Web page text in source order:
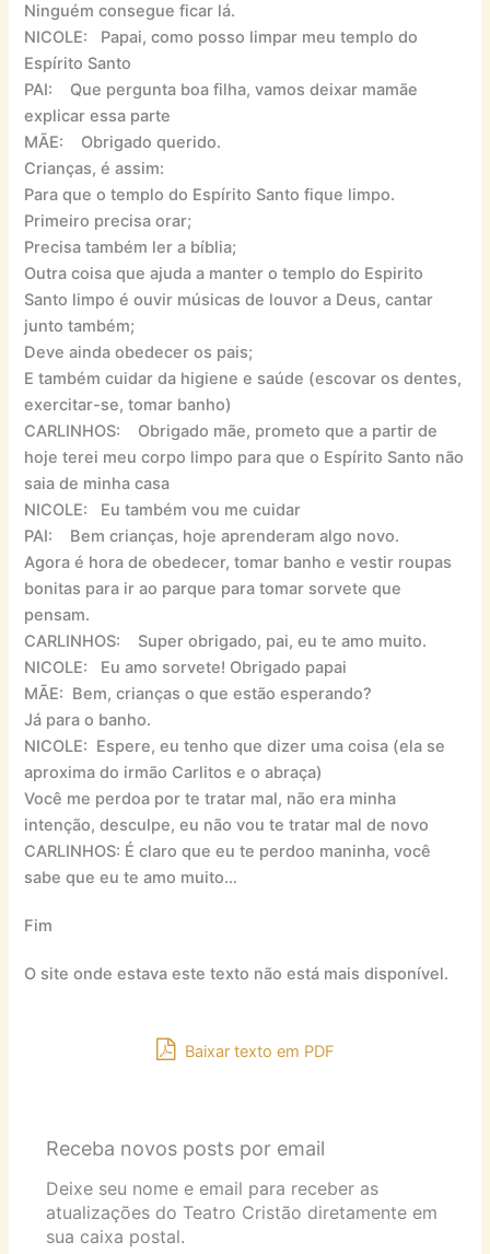
Ninguém consegue ficar lá.
NICOLE: Papai, como posso limpar meu templo do
Espírito Santo
PAI: Que pergunta boa filha, vamos deixar mamãe
explicar essa parte
MÃE: Obrigado querido.
Crianças, é assim:
Para que o templo do Espírito Santo fique limpo.
Primeiro precisa orar;
Precisa também ler a bíblia;
Outra coisa que ajuda a manter o templo do Espirito
Santo limpo é ouvir músicas de louvor a Deus, cantar
junto também;
Deve ainda obedecer os pais;
E também cuidar da higiene e saúde (escovar os dentes,
exercitar-se, tomar banho)
CARLINHOS: Obrigado mãe, prometo que a partir de
hoje terei meu corpo limpo para que o Espírito Santo não
saia de minha casa
NICOLE: Eu também vou me cuidar
PAI: Bem crianças, hoje aprenderam algo novo.
Agora é hora de obedecer, tomar banho e vestir roupas
bonitas para ir ao parque para tomar sorvete que
pensam.
CARLINHOS: Super obrigado, pai, eu te amo muito.
NICOLE: Eu amo sorvete! Obrigado papai
MÃE: Bem, crianças o que estão esperando?
Já para o banho.
NICOLE: Espere, eu tenho que dizer uma coisa (ela se
aproxima do irmão Carlitos e o abraça)
Você me perdoa por te tratar mal, não era minha
intenção, desculpe, eu não vou te tratar mal de novo
CARLINHOS: É claro que eu te perdoo maninha, você
sabe que eu te amo muito…
Fim
O site onde estava este texto não está mais disponível.
Baixar texto em PDF
Receba novos posts por email
Deixe seu nome e email para receber as
atualizações do Teatro Cristão diretamente em
sua caixa postal.